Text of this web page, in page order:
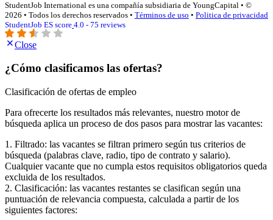
StudentJob International es una compañía subsidiaria de YoungCapital • ©
2026 • Todos los derechos reservados • Términos de uso • Politica de privacidad
StudentJob ES score 4.0 - 75 reviews
Close
¿Cómo clasificamos las ofertas?
Clasificación de ofertas de empleo
Para ofrecerte los resultados más relevantes, nuestro motor de
búsqueda aplica un proceso de dos pasos para mostrar las vacantes:
1. Filtrado: las vacantes se filtran primero según tus criterios de
búsqueda (palabras clave, radio, tipo de contrato y salario).
Cualquier vacante que no cumpla estos requisitos obligatorios queda
excluida de los resultados.
2. Clasificación: las vacantes restantes se clasifican según una
puntuación de relevancia compuesta, calculada a partir de los
siguientes factores: